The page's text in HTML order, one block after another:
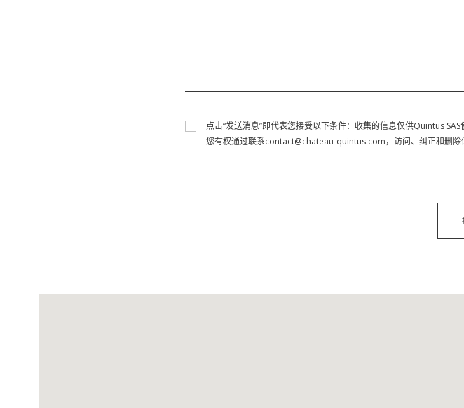
点击“发送消息”即代表您接受以下条件：收集的信息仅供Quintus
您有权通过联系contact@chateau-quintus.com，访问、纠正和删除